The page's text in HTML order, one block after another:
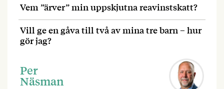
Vem ”ärver” min uppskjutna reavinstskatt?
Vill ge en gåva till två av mina tre barn – hur
gör jag?
Per
Näsman